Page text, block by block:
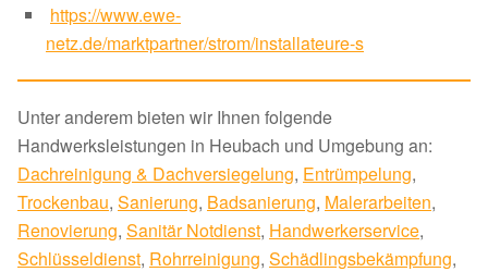
https://www.ewe-
netz.de/marktpartner/strom/installateure-s
Unter anderem bieten wir Ihnen folgende
Handwerksleistungen in Heubach und Umgebung an:
Dachreinigung & Dachversiegelung, Entrümpelung,
Trockenbau, Sanierung, Badsanierung, Malerarbeiten,
Renovierung, Sanitär Notdienst, Handwerkerservice,
Schlüsseldienst, Rohrreinigung, Schädlingsbekämpfung,